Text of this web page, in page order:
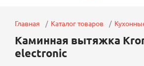
Главная Каталог товаров
Каминная вытяжка
electronic